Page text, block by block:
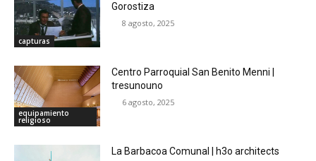
capturas
Gorostiza
8 agosto, 2025
equipamiento
religioso
Centro Parroquial San Benito Menni |
tresunouno
6 agosto, 2025
La Barbacoa Comunal | h3o architects